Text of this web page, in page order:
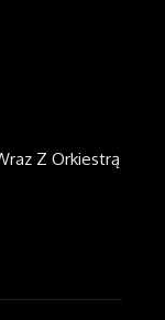
Z Orkiestrą